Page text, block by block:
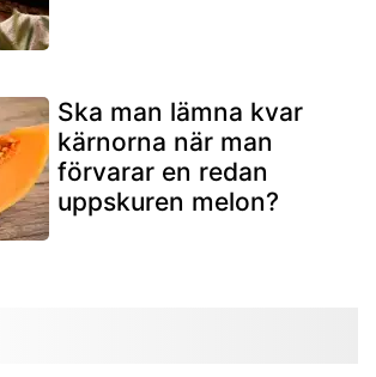
Ska man lämna kvar
kärnorna när man
förvarar en redan
uppskuren melon?